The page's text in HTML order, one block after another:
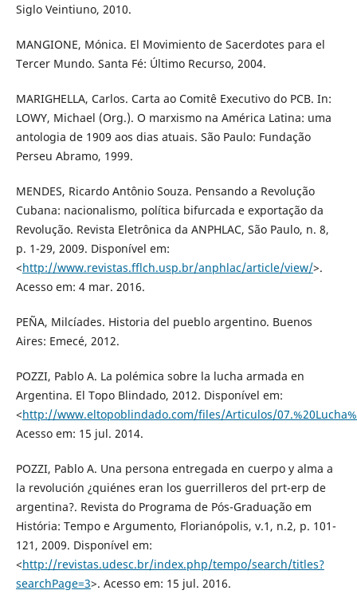
Siglo Veintiuno, 2010.
MANGIONE, Mónica. El Movimiento de Sacerdotes para el
Tercer Mundo. Santa Fé: Último Recurso, 2004.
MARIGHELLA, Carlos. Carta ao Comitê Executivo do PCB. In:
LOWY, Michael (Org.). O marxismo na América Latina: uma
antologia de 1909 aos dias atuais. São Paulo: Fundação
Perseu Abramo, 1999.
MENDES, Ricardo Antônio Souza. Pensando a Revolução
Cubana: nacionalismo, política bifurcada e exportação da
Revolução. Revista Eletrônica da ANPHLAC, São Paulo, n. 8,
p. 1-29, 2009. Disponível em:
<http://www.revistas.fflch.usp.br/anphlac/article/view/>.
Acesso em: 4 mar. 2016.
PEÑA, Milcíades. Historia del pueblo argentino. Buenos
Aires: Emecé, 2012.
POZZI, Pablo A. La polémica sobre la lucha armada en
Argentina. El Topo Blindado, 2012. Disponível em:
<http://www.eltopoblindado.com/files/Articulos/
Acesso em: 15 jul. 2014.
POZZI, Pablo A. Una persona entregada en cuerpo y alma a
la revolución ¿quiénes eran los guerrilleros del prt-erp de
argentina?. Revista do Programa de Pós-Graduação em
História: Tempo e Argumento, Florianópolis, v.1, n.2, p. 101-
121, 2009. Disponível em:
<http://revistas.udesc.br/index.php/tempo/search/titles?
searchPage=3>. Acesso em: 15 jul. 2016.